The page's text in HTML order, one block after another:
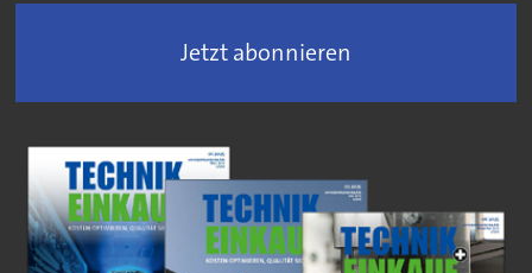
Jetzt abonnieren